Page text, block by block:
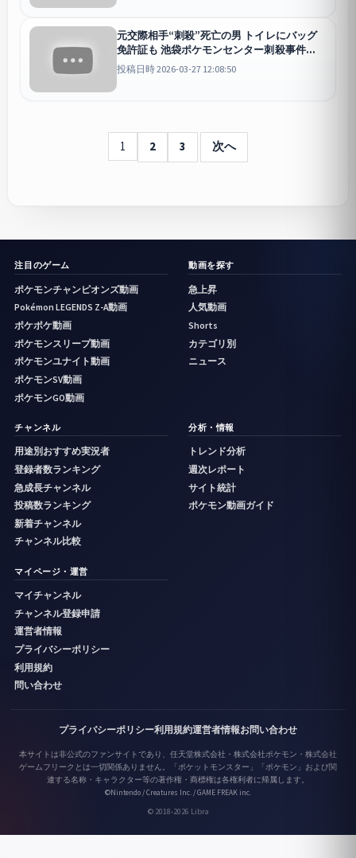
元交際相手“刺殺”死亡の男 トイレにバッグ
免許証も 池袋ポケモンセンター刺殺事件
(2026年3月27日)
投稿日時 2026-03-27 12:08:50
1 2 3 次へ
注目のゲーム
ポケモンチャンピオンズ動画
Pokémon LEGENDS Z-A動画
ポケポケ動画
ポケモンスリープ動画
ポケモンユナイト動画
ポケモンSV動画
ポケモンGO動画
動画を探す
急上昇
人気動画
Shorts
カテゴリ別
ニュース
チャンネル
用途別おすすめ実況者
登録者数ランキング
急成長チャンネル
投稿数ランキング
新着チャンネル
チャンネル比較
分析・情報
トレンド分析
週次レポート
サイト統計
ポケモン動画ガイド
マイページ・運営
マイチャンネル
チャンネル登録申請
運営者情報
プライバシーポリシー
利用規約
問い合わせ
プライバシーポリシー利用規約運営者情報お問い合わせ
本サイトは非公式のファンサイトであり、任天堂株式会社・株式会社ポケモン・株式会社
ゲームフリークとは一切関係ありません。「ポケットモンスター」「ポケモン」および関
連する名称・キャラクター等の著作権・商標権は各権利者に帰属します。
©Nintendo / Creatures Inc. / GAME FREAK inc.
© 2018-2026 Libra